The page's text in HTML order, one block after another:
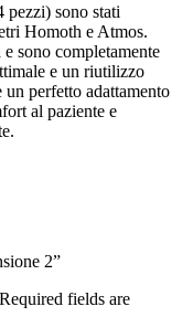
pezzi) sono stati
Homoth e Atmos.
sono completamente
e un riutilizzo
perfetto adattamento
al paziente e
2”
Required fields are